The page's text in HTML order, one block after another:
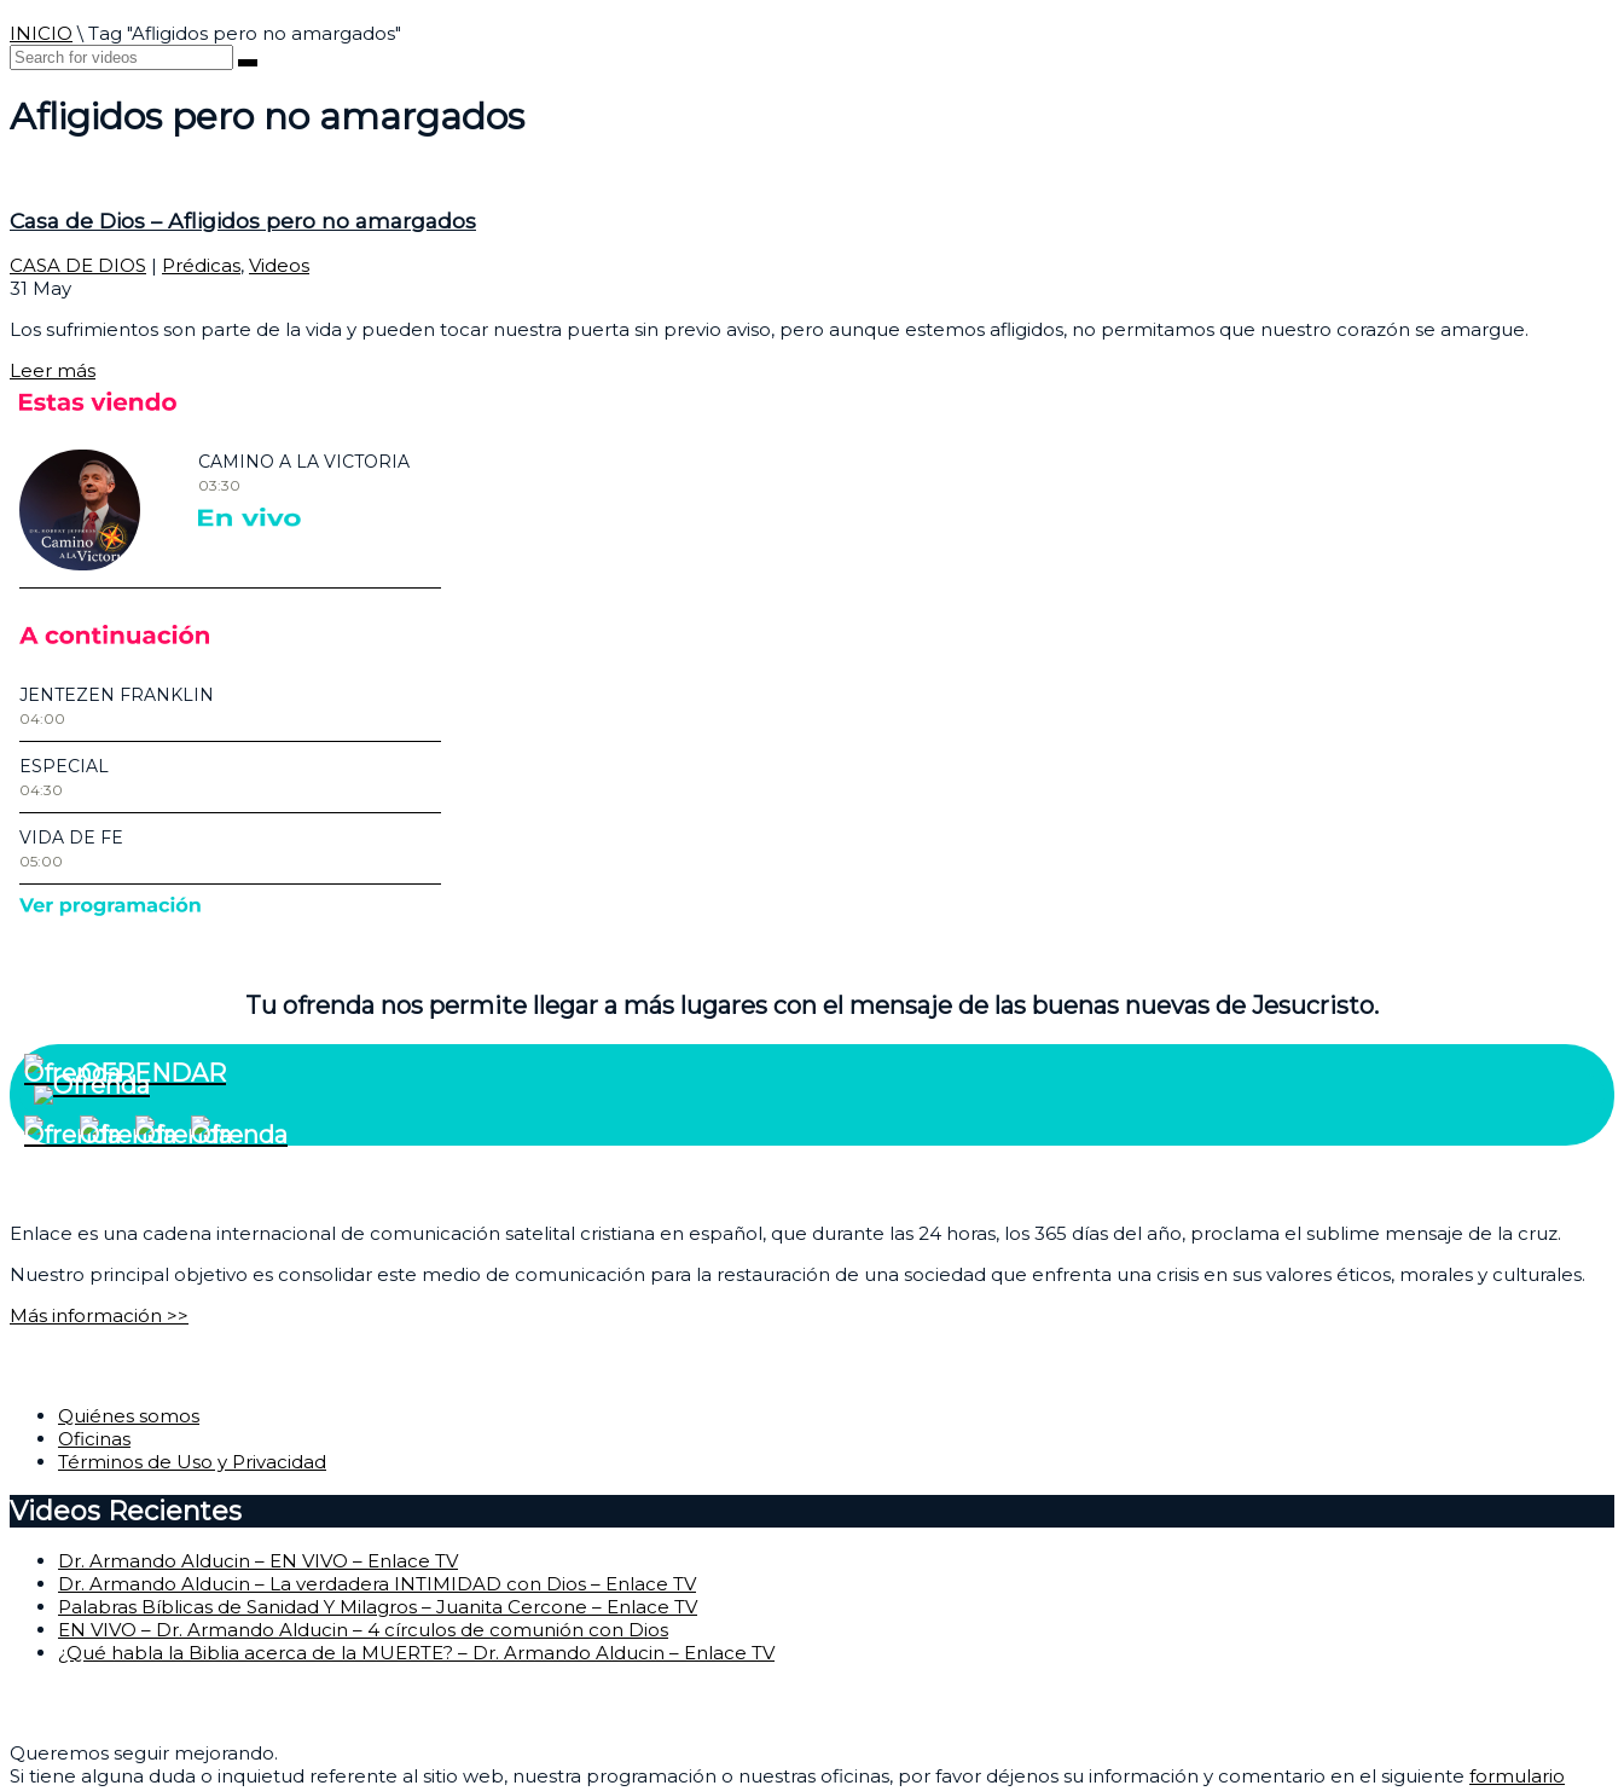
INICIO \ Tag "Afligidos pero no amargados"
Afligidos pero no amargados
Casa de Dios – Afligidos pero no amargados
CASA DE DIOS | Prédicas, Videos
31 May
Los sufrimientos son parte de la vida y pueden tocar nuestra puerta sin previo aviso, pero aunque estemos afligidos, no permitamos que nuestro corazón se amargue.
Leer más
Tu ofrenda nos permite llegar a más lugares con el mensaje de las buenas nuevas de Jesucristo.
OFRENDAR
Enlace es una cadena internacional de comunicación satelital cristiana en español, que durante las 24 horas, los 365 días del año, proclama el sublime mensaje de la cruz.
Nuestro principal objetivo es consolidar este medio de comunicación para la restauración de una sociedad que enfrenta una crisis en sus valores éticos, morales y culturales.
Más información >>
Quiénes somos
Oficinas
Términos de Uso y Privacidad
Videos Recientes
Dr. Armando Alducin – EN VIVO – Enlace TV
Dr. Armando Alducin – La verdadera INTIMIDAD con Dios – Enlace TV
Palabras Bíblicas de Sanidad Y Milagros – Juanita Cercone – Enlace TV
EN VIVO – Dr. Armando Alducin – 4 círculos de comunión con Dios
¿Qué habla la Biblia acerca de la MUERTE? – Dr. Armando Alducin – Enlace TV
Queremos seguir mejorando.
Si tiene alguna duda o inquietud referente al sitio web, nuestra programación o nuestras oficinas, por favor déjenos su información y comentario en el siguiente formulario